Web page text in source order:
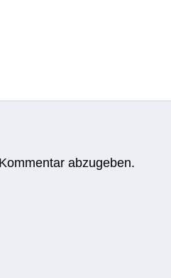
abzugeben.